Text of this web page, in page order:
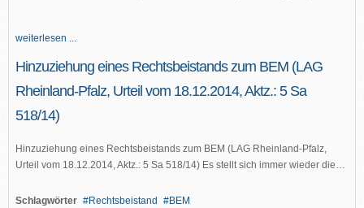
weiterlesen ...
Hinzuziehung eines Rechtsbeistands zum BEM (LAG
Rheinland-Pfalz, Urteil vom 18.12.2014, Aktz.: 5 Sa
518/14)
Hinzuziehung eines Rechtsbeistands zum BEM (LAG Rheinland-Pfalz,
Urteil vom 18.12.2014, Aktz.: 5 Sa 518/14) Es stellt sich immer wieder die…
Schlagwörter Rechtsbeistand BEM